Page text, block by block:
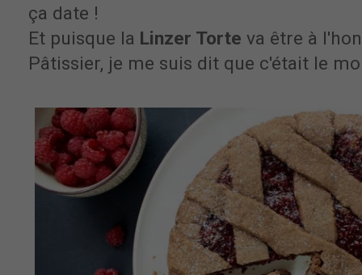
ça date !
Et puisque la Linzer Torte va être à
Pâtissier, je me suis dit que c'était le